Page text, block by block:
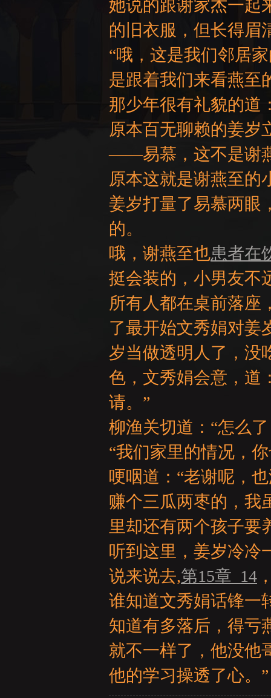
她说的跟谢家杰一起
的旧衣服，但长得眉
“哦，这是我们邻居
是跟着我们来看燕至
那少年很有礼貌的道
原本百无聊赖的姜岁
——易慕，这不是谢
原本这就是谢燕至的
姜岁打量了易慕两眼
的。
哦，谢燕至也患者在
挺会装的，小男友不
所有人都在桌前落座
了最开始文秀娟对姜
岁当做透明人了，没
色，文秀娟会意，道
请。”
柳渔关切道：“怎么了
“我们家里的情况，
哽咽道：“老谢呢，
赚个三瓜两枣的，我
里却还有两个孩子要
听到这里，姜岁冷冷
说来说去,第15章_14
谁知道文秀娟话锋一
知道有多落后，得亏
就不一样了，他没他
他的学习操透了心。”